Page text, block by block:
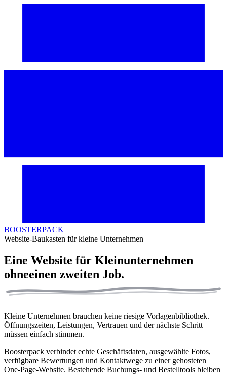
BOOSTERPACK
Website-Baukasten für kleine Unternehmen
Eine Website für Kleinunternehmen
ohneeinen zweiten Job.
Kleine Unternehmen brauchen keine riesige Vorlagenbibliothek.
Öffnungszeiten, Leistungen, Vertrauen und der nächste Schritt
müssen einfach stimmen.
Boosterpack verbindet echte Geschäftsdaten, ausgewählte Fotos,
verfügbare Bewertungen und Kontaktwege zu einer gehosteten
One-Page-Website. Bestehende Buchungs- und Bestelltools bleiben